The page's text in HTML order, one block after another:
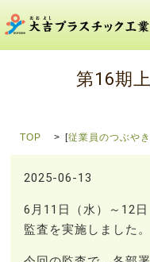
第16期
TOP [従業員のつぶや
2025-06-13
6月11日（水）～12
監査を実施しました。